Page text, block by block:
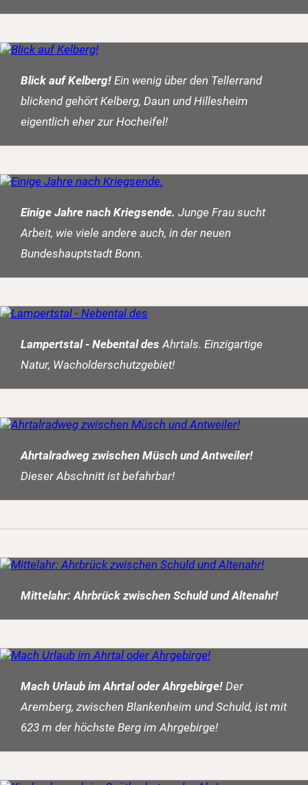
Blick auf Kelberg! Ein wenig über den Tellerrand
blickend gehört Kelberg, Daun und Hillesheim
eigentlich eher zur Hocheifel!
Einige Jahre nach Kriegsende. Junge Frau sucht
Arbeit, wie viele andere auch, in der neuen
Bundeshauptstadt Bonn.
Lampertstal - Nebental des Ahrtals. Einzigartige
Natur, Wacholderschutzgebiet!
Ahrtalradweg zwischen Müsch und Antweiler!
Dieser Abschnitt ist befahrbar!
Mittelahr: Ahrbrück zwischen Schuld und Altenahr!
Mach Urlaub im Ahrtal oder Ahrgebirge! Der
Aremberg, zwischen Blankenheim und Schuld, ist mit
623 m der höchste Berg im Ahrgebirge!